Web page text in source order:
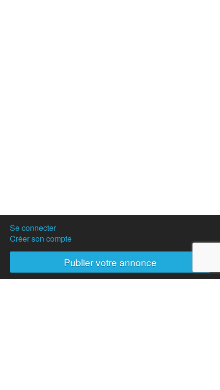
Se connecter
Créer son compte
Publier votre annonce